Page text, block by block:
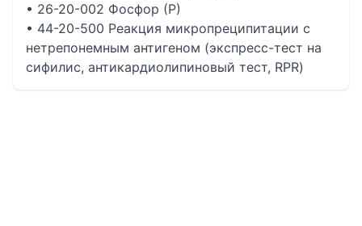
• 26-20-002 Фосфор (Р)
• 44-20-500 Реакция микропреципитации с
нетрепонемным антигеном (экспресс-тест на
сифилис, антикардиолипиновый тест, RPR)